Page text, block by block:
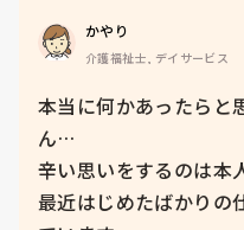
かやり
介護福祉士, デイサービス
本当に何かあったらと
ん…
辛い思いをするのは本
最近はじめたばかりの